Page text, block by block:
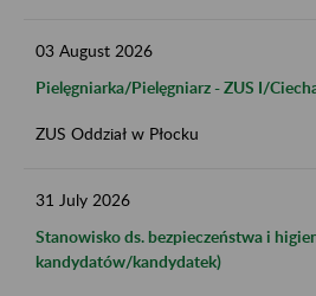
03 August 2026
Pielęgniarka/Pielęgniarz - ZUS I/
ZUS Oddział w Płocku
31 July 2026
Stanowisko ds. bezpieczeństwa i
kandydatów/kandydatek)